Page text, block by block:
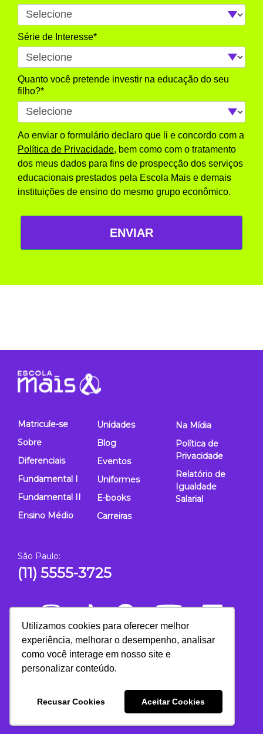
Utilizamos cookies para oferecer melhor
experiência, melhorar o desempenho, analisar
como você interage em nosso site e
personalizar conteúdo.
Recusar Cookies Aceitar Cookies
Série de Interesse*
Quanto você pretende investir na educação do seu
filho?*
Ao enviar o formulário declaro que li e concordo com a
Política de Privacidade, bem como com o tratamento
dos meus dados para fins de prospecção dos serviços
educacionais prestados pela Escola Mais e demais
instituições de ensino do mesmo grupo econômico.
ENVIAR
Matricule-se
Sobre
Diferenciais
Fundamental I
Fundamental II
Ensino Médio
Unidades
Blog
Eventos
Uniformes
E-books
Carreiras
Na Mídia
Política de
Privacidade
Relatório de
Igualdade
Salarial
São Paulo:
(11) 5555-3725